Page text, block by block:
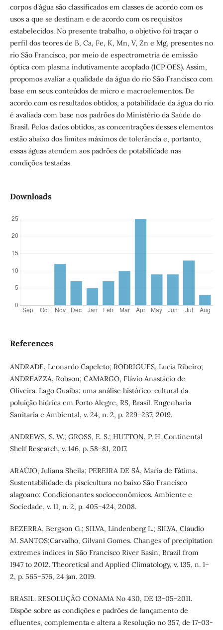
corpos d'água são classificados em classes de acordo com os
usos a que se destinam e de acordo com os requisitos
estabelecidos. No presente trabalho, o objetivo foi traçar o
perfil dos teores de B, Ca, Fe, K, Mn, V, Zn e Mg, presentes no
rio São Francisco, por meio de espectrometria de emissão
óptica com plasma indutivamente acoplado (ICP OES). Assim,
propomos avaliar a qualidade da água do rio São Francisco com
base em seus conteúdos de micro e macroelementos. De
acordo com os resultados obtidos, a potabilidade da água do rio
é avaliada com base nos padrões do Ministério da Saúde do
Brasil. Pelos dados obtidos, as concentrações desses elementos
estão abaixo dos limites máximos de tolerância e, portanto,
essas águas atendem aos padrões de potabilidade nas
condições testadas.
Downloads
References
ANDRADE, Leonardo Capeleto; RODRIGUES, Lucia Ribeiro;
ANDREAZZA, Robson; CAMARGO, Flávio Anastácio de
Oliveira. Lago Guaíba: uma análise histórico-cultural da
poluição hídrica em Porto Alegre, RS, Brasil. Engenharia
Sanitaria e Ambiental, v. 24, n. 2, p. 229–237, 2019.
ANDREWS, S. W.; GROSS, E. S.; HUTTON, P. H. Continental
Shelf Research, v. 146, p. 58–81, 2017.
ARAÚJO, Juliana Sheila; PEREIRA DE SÁ, Maria de Fátima.
Sustentabilidade da piscicultura no baixo São Francisco
alagoano: Condicionantes socioeconômicos. Ambiente e
Sociedade, v. 11, n. 2, p. 405–424, 2008.
BEZERRA, Bergson G.; SILVA, Lindenberg L.; SILVA, Claudio
M. SANTOS;Carvalho, Gilvani Gomes. Changes of precipitation
extremes indices in São Francisco River Basin, Brazil from
1947 to 2012. Theoretical and Applied Climatology, v. 135, n. 1–
2, p. 565–576, 24 jan. 2019.
BRASIL. RESOLUÇÃO CONAMA No 430, DE 13-05-2011.
Dispõe sobre as condições e padrões de lançamento de
efluentes, complementa e altera a Resolução no 357, de 17-03-